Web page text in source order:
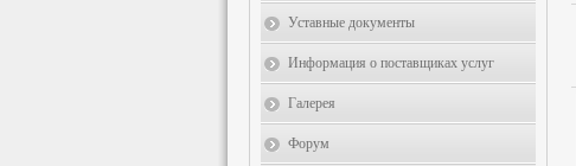
Уставные документы
Информация о поставщиках услуг
Галерея
Форум